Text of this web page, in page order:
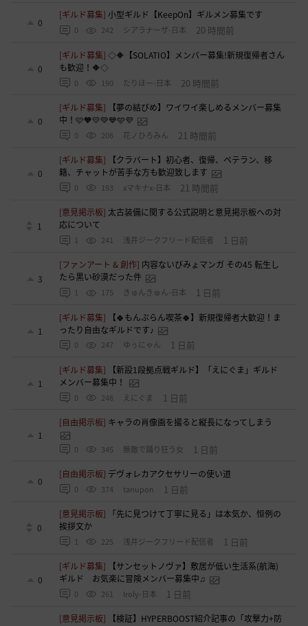
0
[ギルド募集]小型ギルド【KeepOn】ギルメン募集です
0 242 シアラナーザ-日本 20 時間前
0
[ギルド募集]◇🔶【SOLATIO】メンバー募集!新規復帰者さん
も歓迎！🔶◇
0 190 たりほー-日本 20 時間前
0
[ギルド募集]
【夢の結びめ】ワイワイ楽しめるメンバー募集
中！🩷🧡💛💚💙🩵💜
0 206 花ノひろみん 21 時間前
0
[ギルド募集]
【クラバート】初心者、復帰、ベテラン、移
籍、チャットが苦手な方も歓迎致します
0 193 xマキナx-日本 21 時間前
1
[意見掲示板] 太古装備に関する公式説明と意見掲示板への対
応について
1 241 浅井ジークフリード配信者 1 日前
3
[ファンアート & 創作] 内容ないびみょマンガ その45 転生し
たら黒い砂漠だった件
1 175 きゅんきゅん-日本 1 日前
1
[ギルド募集]
【🍀もんぶらん喫茶🍀】新規復帰者大歓迎！ま
ったり自由なギルドです♪
0 247 ゆぅにゃん 1 日前
1
[ギルド募集]
【新設1段拠点戦ギルド】「えにぐま」ギルド
メンバー募集中！
0 246 えにぐま 1 日前
1
[自由掲示板] キャラの肖像画を撮ると縦長になってしまう
0 345 無敵で踊り狂う女 1 日前
0
[自由掲示板] デヴォレカアクセサリーの使い道
0 374 tanupon 1 日前
0
[意見掲示板]
「先に見つけて丁寧に見る」は本気か、恒例の
挨拶文か
1 225 浅井ジークフリード配信者 1 日前
0
[ギルド募集]
【サンセットノヴァ】敷居が低い生活系(航海)
ギルド お気楽に冒険メンバー募集中♫
0 261 Iroly-日本 1 日前
[意見掲示板]
【検証】HYPERBOOST紹介記事の「攻撃力+防